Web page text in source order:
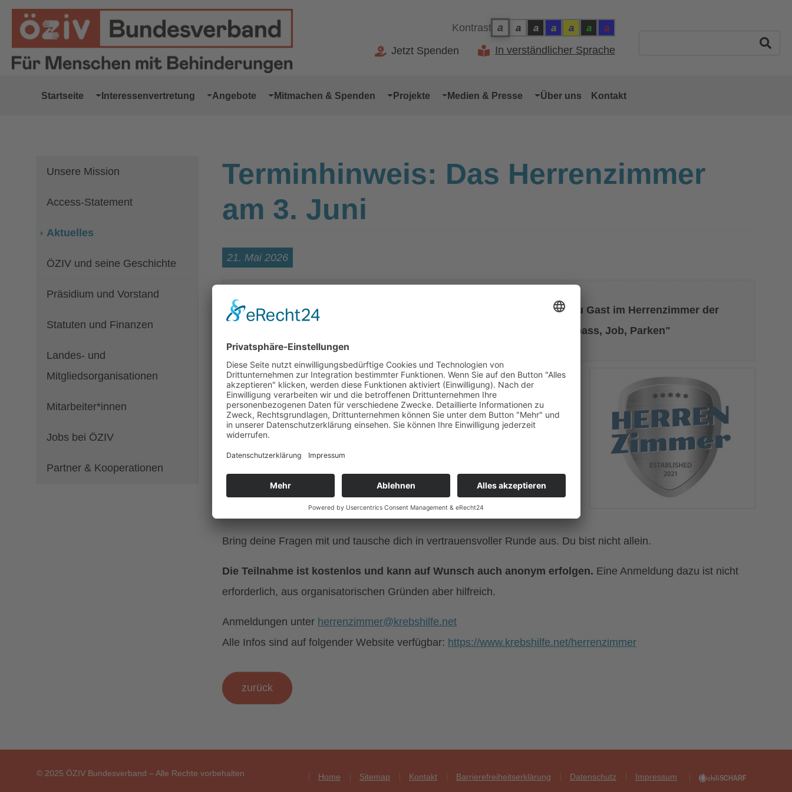
Zur Hauptnavigation springen
Zum Hauptinhalt springen
Zur Fußzeile springen
Kontrast a
Kontrast: Normal
a
Kontrast: Schwarz auf Weiss
a
Kontrast: Weiss auf Schwarz
a
Kontrast: Gelb auf Blau
a
Kontrast: Blau auf Gelb
a
Kontrast: Grün auf Schwarz
a
Kontrast: Rot auf Blau
Jetzt Spenden In verständlicher Sprache
Startseite Interessenvertretung Angebote Mitmachen & Spenden Projekte Medien & Presse Über uns Kontakt
Unsere Mission
Access-Statement
Aktuelles
ÖZIV und seine Geschichte
Präsidium und Vorstand
Statuten und Finanzen
Landes- und
Mitgliedsorganisationen
Mitarbeiter*innen
Jobs bei ÖZIV
Partner & Kooperationen
Terminhinweis: Das Herrenzimmer
am 3. Juni
21. Mai 2026
Angebotsleiterin Susanna Sitzenstäter von ÖZIV SUPPORT Wien zu Gast im Herrenzimmer der
Krebshilfe Österreich zum Thema "Rechte bei Krebs: Behindertenpass, Job, Parken"
Krebs bringt neben der Erkrankung auch noch einige bürokratische Hürden
mit sich. Doch du hast Rechte, die dir helfen:
- Wie beantragst du den Behindertenpass – und was bringt er dir konkret?
- Welche Schutzrechte hast du im Job, und wie setzt du sie durch?
- Wie bekommst du einen Parkausweis, und wo gilt er?
Susanna Sitzenstäter (ÖZIV SUPPORT Wien) klärt auf, was dir zusteht –
und wie du es bekommst.
Bring deine Fragen mit und tausche dich in vertrauensvoller Runde aus. Du bist nicht allein.
Die Teilnahme ist kostenlos und kann auf Wunsch auch anonym erfolgen. Eine Anmeldung dazu ist nicht
erforderlich, aus organisatorischen Gründen aber hilfreich.
Anmeldungen unter herrenzimmer@krebshilfe.net
Alle Infos sind auf folgender Website verfügbar: https://www.krebshilfe.net/herrenzimmer
zurück
© 2025 ÖZIV Bundesverband – Alle Rechte vorbehalten Home Sitemap Kontakt Barrierefreiheitserklärung Datenschutz Impressum